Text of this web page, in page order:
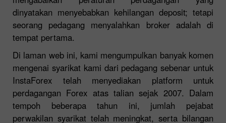
dinyatakan menyebabkan kehilangan deposit; tetapi
seorang pedagang menyalahkan broker adalah di
tempat pertama.
Di laman web ini, kami mengumpulkan banyak komen
mengenai syarikat kami dari pedagang sebenar untuk
InstaForex telah menyediakan platform untuk
perdagangan Forex atas talian sejak 2007. Dalam
tempoh beberapa tahun ini, jumlah pejabat
perwakilan syarikat telah meningkat, serta bilangan